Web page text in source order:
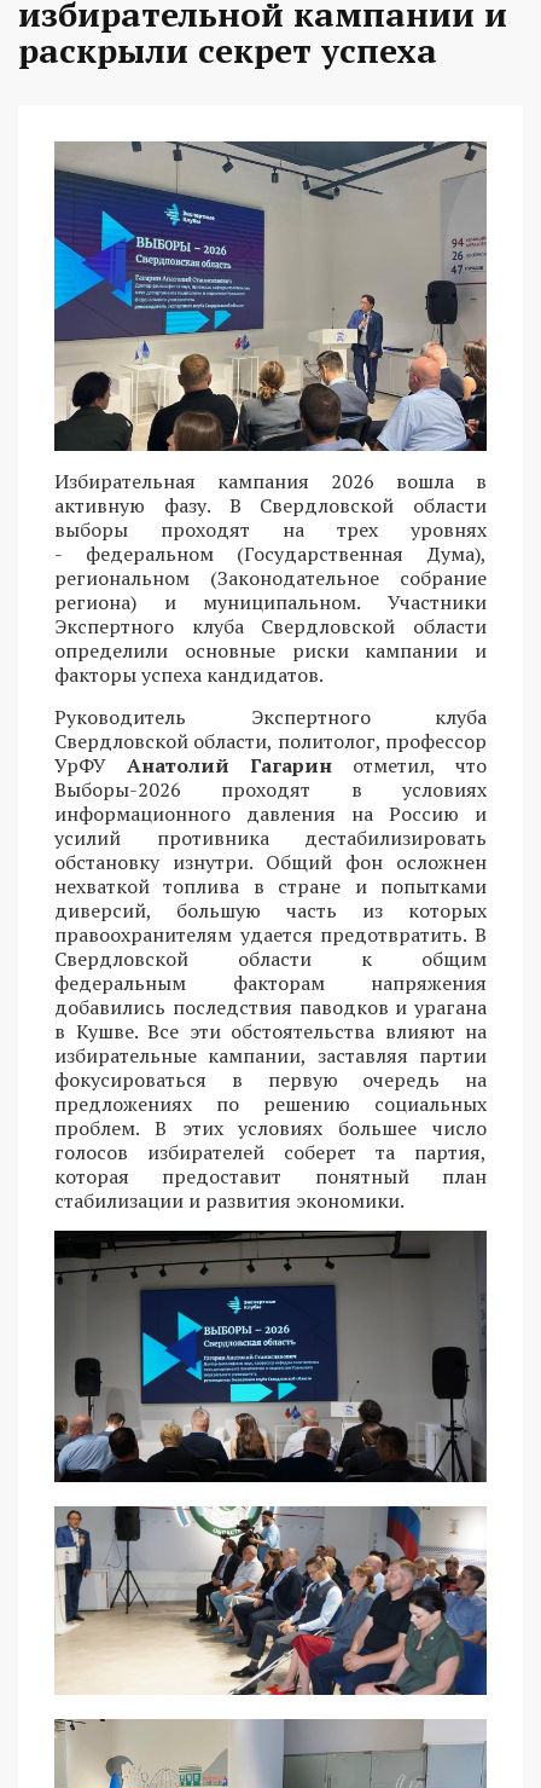
избирательной кампании и
раскрыли секрет успеха
Избирательная кампания 2026 вошла в
активную фазу. В Свердловской области
выборы проходят на трех уровнях
- федеральном (Государственная Дума),
региональном (Законодательное собрание
региона) и муниципальном. Участники
Экспертного клуба Свердловской области
определили основные риски кампании и
факторы успеха кандидатов.
Руководитель Экспертного клуба
Свердловской области, политолог, профессор
УрФУ Анатолий Гагарин отметил, что
Выборы-2026 проходят в условиях
информационного давления на Россию и
усилий противника дестабилизировать
обстановку изнутри. Общий фон осложнен
нехваткой топлива в стране и попытками
диверсий, большую часть из которых
правоохранителям удается предотвратить. В
Свердловской области к общим
федеральным факторам напряжения
добавились последствия паводков и урагана
в Кушве. Все эти обстоятельства влияют на
избирательные кампании, заставляя партии
фокусироваться в первую очередь на
предложениях по решению социальных
проблем. В этих условиях большее число
голосов избирателей соберет та партия,
которая предоставит понятный план
стабилизации и развития экономики.